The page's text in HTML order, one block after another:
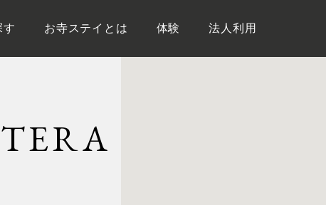
す お寺ステイとは 体験 法人利用